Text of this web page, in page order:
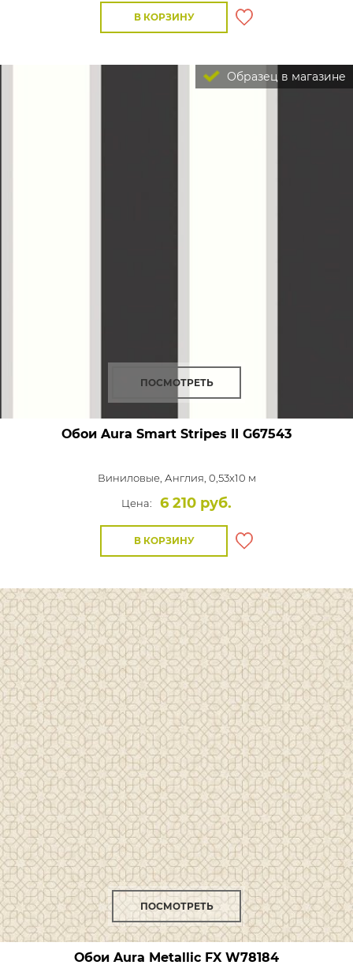
В КОРЗИНУ
Образец в магазине
ПОСМОТРЕТЬ
Обои Aura Smart Stripes II G67543
Виниловые, Англия, 0,53x10 м
Цена:
6 210 руб.
В КОРЗИНУ
ПОСМОТРЕТЬ
Обои Aura Metallic FXW78184